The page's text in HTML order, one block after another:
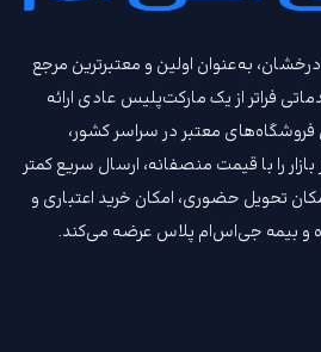
سابقه درخشان، به‌عنوان اولین و معتبرترین مرجع
فراتر از یک مارکت‌پلیس عادی ارائه
معتبر در سراسر کشور،
را با قیمت‌ منصفانه، ارسال سریع کمتر
امکان تحویل حضوری، امکان خرید اعتباری و
و بیمه جی‌اس‌ام‌ پلاس عرضه می‌کند.